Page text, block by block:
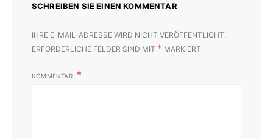
SCHREIBEN SIE EINEN KOMMENTAR
IHRE E-MAIL-ADRESSE WIRD NICHT VERÖFFENTLICHT.
ERFORDERLICHE FELDER SIND MIT * MARKIERT.
KOMMENTAR